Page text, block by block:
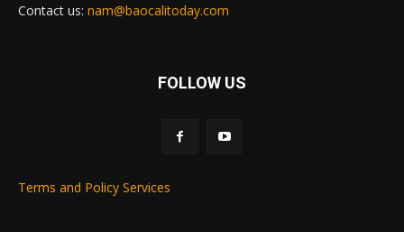
Contact us: nam@baocalitoday.com
FOLLOW US
Terms and Policy Services